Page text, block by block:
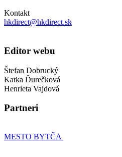
Kontakt
hkdirect@hkdirect.sk
Editor webu
Štefan Dobrucký
Katka Ďurečková
Henrieta Vajdová
Partneri
MESTO BYTČA